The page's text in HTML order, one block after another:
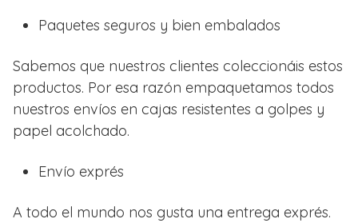
Paquetes seguros y bien embalados
Sabemos que nuestros clientes coleccionáis estos
productos. Por esa razón empaquetamos todos
nuestros envíos en cajas resistentes a golpes y
papel acolchado.
Envío exprés
A todo el mundo nos gusta una entrega exprés.